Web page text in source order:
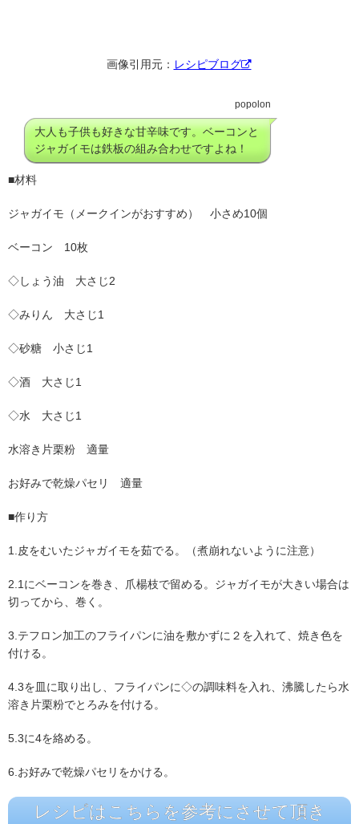
画像引用元： レシピブログ
popolon
大人も子供も好きな甘辛味です。ベーコンと
ジャガイモは鉄板の組み合わせですよね！
■材料
ジャガイモ（メークインがおすすめ） 小さめ10個
ベーコン 10枚
◇しょう油 大さじ2
◇みりん 大さじ1
◇砂糖 小さじ1
◇酒 大さじ1
◇水 大さじ1
水溶き片栗粉 適量
お好みで乾燥パセリ 適量
■作り方
1.皮をむいたジャガイモを茹でる。（煮崩れないように注意）
2.1にベーコンを巻き、爪楊枝で留める。ジャガイモが大きい場合は
切ってから、巻く。
3.テフロン加工のフライパンに油を敷かずに２を入れて、焼き色を
付ける。
4.3を皿に取り出し、フライパンに◇の調味料を入れ、沸騰したら水
溶き片栗粉でとろみを付ける。
5.3に4を絡める。
6.お好みで乾燥パセリをかける。
レシピはこちらを参考にさせて頂き